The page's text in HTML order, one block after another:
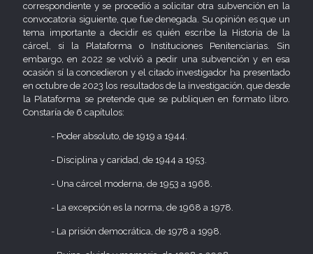
correspondiente y se procedió a solicitar otra subvención en la
convocatoria siguiente, que fue denegada. Su opinión es que un
tema importante a decidir es quién escribe la Historia de la
cárcel, si la Plataforma o Instituciones Penitenciarias. Sin
embargo, en 2022 se volvió a pedir una subvención y en esa
ocasión sí la concedieron y el citado investigador ha presentado
en octubre de 2023 los resultados de la investigación, que desde
la Plataforma se pretende que se publiquen en formato libro.
Constaría de 6 capítulos:
- Poder absoluto, de 1919 a 1944.
- Disciplina y caridad, de 1944 a 1953.
- Una cárcel moderna, de 1953 a 1968.
- La excepción es la norma, de 1968 a 1978.
- La prisión democrática, de 1978 a 1998.